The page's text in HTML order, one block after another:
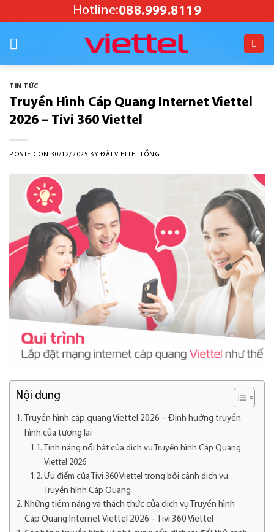
to
content
Hotline:088.999.8119
TIN TỨC
Truyền Hình Cáp Quang Internet Viettel
2026 – Tivi 360 Viettel
POSTED ON 30/12/2025 BYĐÀI VIETTEL TỔNG
Nội dung
Truyền hình cáp quang Viettel 2026 – Định hướng truyền
hình của tương lai
Tính năng nổi bật của dịch vụ Truyền hình Cáp Quang
Viettel 2026
Ưu điểm của Tivi 360 Viettel trong bối cảnh dịch vụ
Truyền hình Cáp Quang
Những tiềm năng và thách thức của dịch vụ Truyền hình
Cáp Quang Internet Viettel 2026 – Tivi 360 Viettel